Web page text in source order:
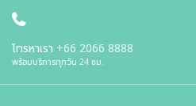
โทรหาเรา +66 2066 8888
พร้อมบริการทุกวัน 24 ชม.